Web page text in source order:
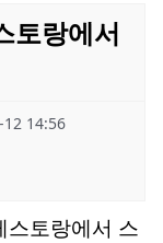
토랑에서
14:56
스토랑에서 스